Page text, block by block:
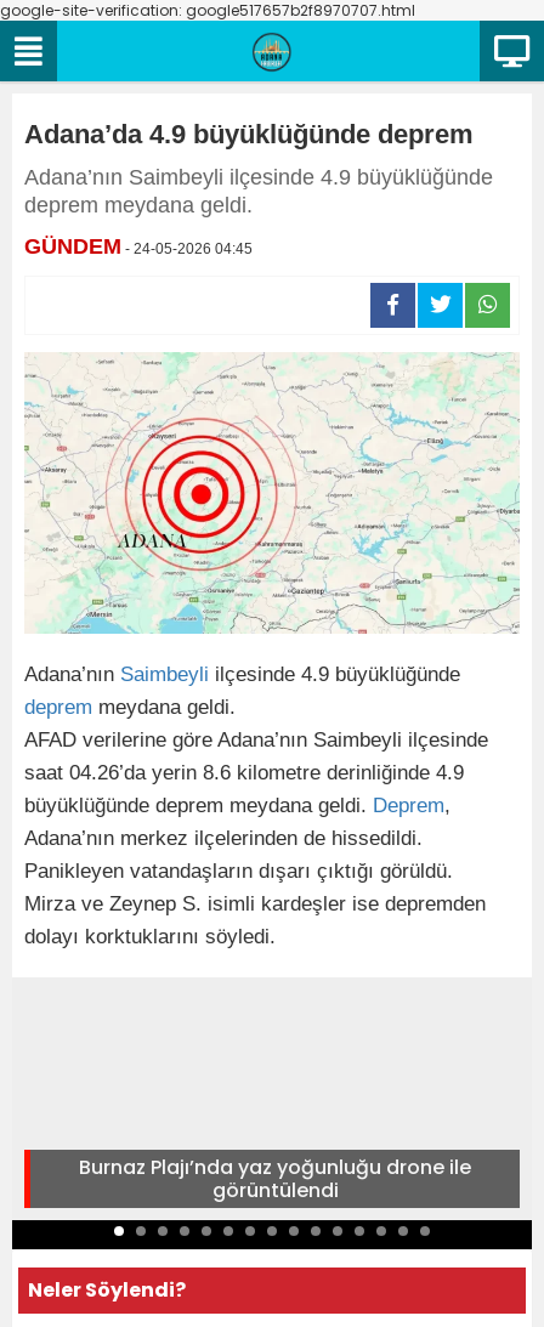
google-site-verification: google517657b2f8970707.html
Adana’da 4.9 büyüklüğünde deprem
Adana’nın Saimbeyli ilçesinde 4.9 büyüklüğünde
deprem meydana geldi.
GÜNDEM - 24-05-2026 04:45
Adana’nın Saimbeyli ilçesinde 4.9 büyüklüğünde
deprem meydana geldi.
AFAD verilerine göre Adana’nın Saimbeyli ilçesinde
saat 04.26’da yerin 8.6 kilometre derinliğinde 4.9
büyüklüğünde deprem meydana geldi. Deprem,
Adana’nın merkez ilçelerinden de hissedildi.
Panikleyen vatandaşların dışarı çıktığı görüldü.
Mirza ve Zeynep S. isimli kardeşler ise depremden
dolayı korktuklarını söyledi.
Burnaz Plajı’nda yaz yoğunluğu drone ile
görüntülendi
Neler Söylendi?